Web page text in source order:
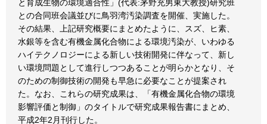
と育成生物の環境適合性」(代表:茅野充男東大教授)研究班
との合同班会議並びに鳥羽湾汚染調査を開催、実施した。
その結果、上記研究概要にまとめたように、スズ、ヒ素、
水銀等を含む有機金属化合物による環境汚染が、いわゆる
ハイテクノロジーによる新しい技術開発に伴なって、新し
い環境問題として進行しつつあることが明らかとなり、そ
のための制御技術の開発も早急に必要なことが提案され
た。なお、これらの研究成果は、「有機金属化合物の環境
影響評価と制御」のタイトルで研究成果報告書にまとめ、
平成2年2月刊行した。